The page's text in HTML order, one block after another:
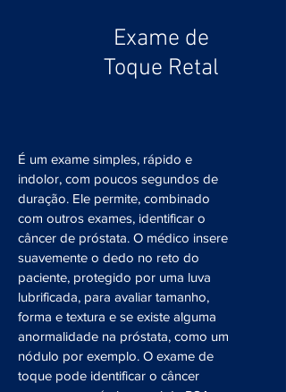
Exame de
Toque Retal
É um exame simples, rápido e
indolor, com poucos segundos de
duração. Ele permite, combinado
com outros exames, identificar o
câncer de próstata. O médico insere
suavemente o dedo no reto do
paciente, protegido por uma luva
lubrificada, para avaliar tamanho,
forma e textura e se existe alguma
anormalidade na próstata, como um
nódulo por exemplo. O exame de
toque pode identificar o câncer